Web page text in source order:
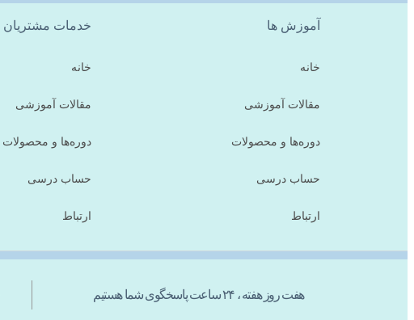
آموزش ها
خانه
مقالات آموزشی
دوره‌ها و محصولات
حساب درسی
ارتباط
خدمات مشتریان
خانه
مقالات آموزشی
دوره‌ها و محصولات
حساب درسی
ارتباط
هفت روز هفته ، ۲۴ ساعت پاسخگوی شما هستیم